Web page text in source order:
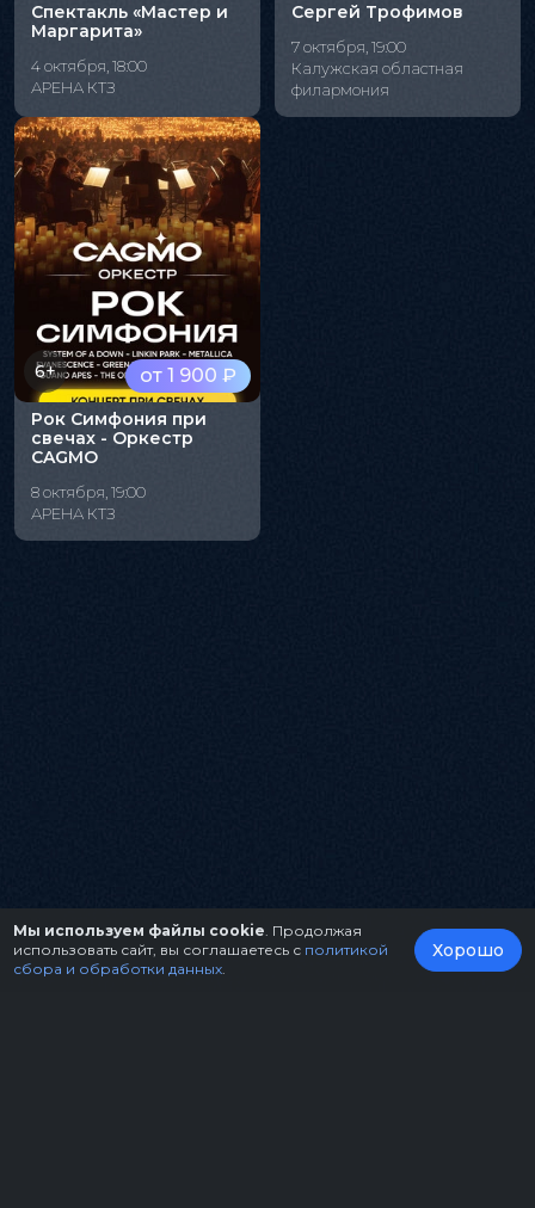
Спектакль «Мастер и
Маргарита»
4 октября, 18:00
АРЕНА КТЗ
Сергей Трофимов
7 октября, 19:00
Калужская областная
филармония
от 1 900 ₽
6+
Рок Симфония при
свечах - Оркестр
CAGMO
8 октября, 19:00
АРЕНА КТЗ
Мы используем файлы cookie . Продолжая
использовать сайт, вы соглашаетесь с политикой
сбора и обработки данных
Хорошо